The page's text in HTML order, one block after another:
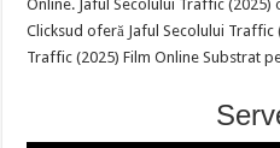
Online. Jaful Secolului Traffic
Clicksud oferă Jaful Secolului Traffic
Traffic (2025) Film Online Substrat